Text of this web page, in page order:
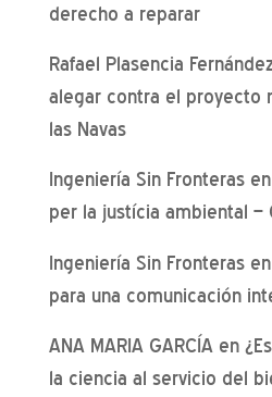
derecho a reparar
Rafael Plasencia
alegar contra el proyecto
las Navas
Ingeniería Sin Fronterasen
per la justícia ambiental –
Ingeniería Sin Fronterasen
para una comunicación
ANA MARIA GARCÍA en
la ciencia al servicio del